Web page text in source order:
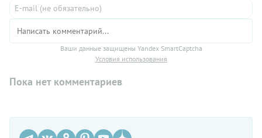
Ваши данные защищены Yandex SmartCaptcha
Условия использования
Пока нет комментариев